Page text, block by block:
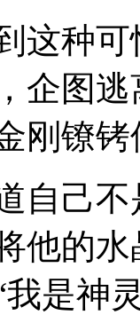
这种
企图
刚镣
自己
他的
是神